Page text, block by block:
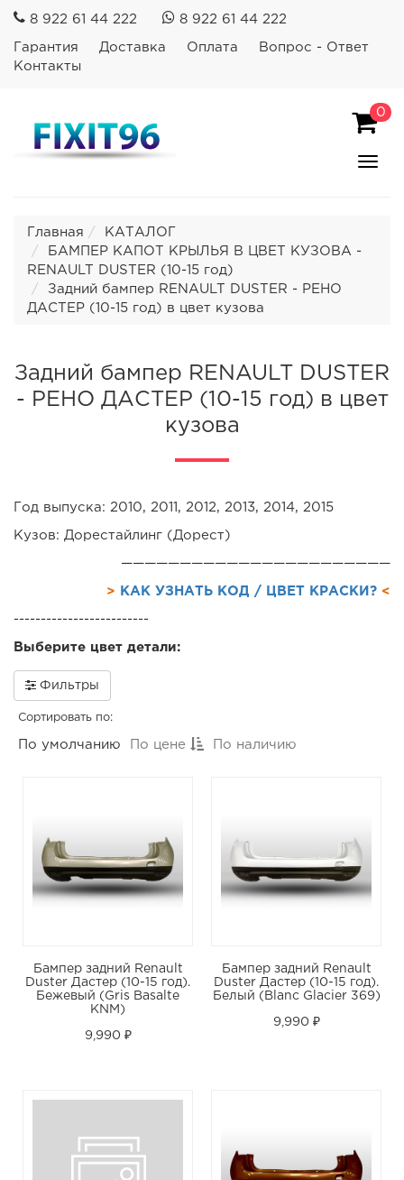
8 922 61 44 222 8 922 61 44 222
Гарантия Доставка Оплата
Вопрос - Ответ
Контакты
0
Главная
КАТАЛОГ
БАМПЕР КАПОТ КРЫЛЬЯ В ЦВЕТ КУЗОВА -
RENAULT DUSTER (10-15 год)
Задний бампер RENAULT DUSTER - РЕНО
ДАСТЕР (10-15 год) в цвет кузова
Задний бампер RENAULT DUSTER
- РЕНО ДАСТЕР (10-15 год) в цвет
кузова
Год выпуска: 2010, 2011, 2012, 2013, 2014, 2015
Кузов: Дорестайлинг (Дорест)
———————————————————————
> КАК УЗНАТЬ КОД / ЦВЕТ КРАСКИ? <
-------------------------
Выберите цвет детали:
Фильтры
Сортировать по:
По умолчанию По цене По наличию
Бампер задний Renault
Duster Дастер (10-15 год).
Бежевый (Gris Basalte
KNM)
9,990 ₽
Бампер задний Renault
Duster Дастер (10-15 год).
Белый (Blanc Glacier 369)
9,990 ₽